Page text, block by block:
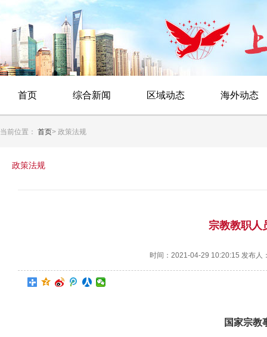
首页 综合新闻 区域动态 海外动态
当前位置： 首页> 政策法规
政策法规
宗教教职人
时间：2021-04-29 10:20:15 发布人
国家宗教